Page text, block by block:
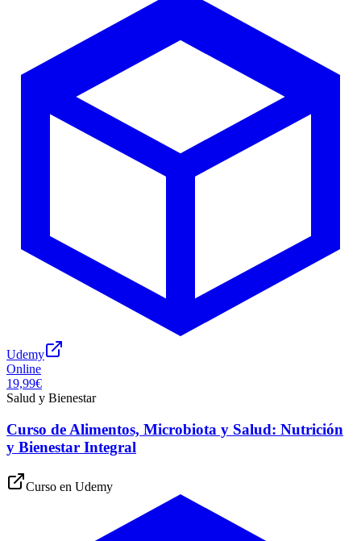
Udemy
Online
19,99€
Salud y Bienestar
Curso de Alimentos, Microbiota y Salud: Nutrición
y Bienestar Integral
Curso en Udemy